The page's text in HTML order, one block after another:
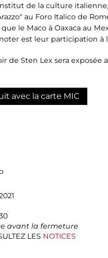
de la culture
au Foro Italico de
le Maco à Oaxaca au
est leur participation à
de Sten Lex sera
avec la carte MIC
avant la fermeture
LES NOTICES